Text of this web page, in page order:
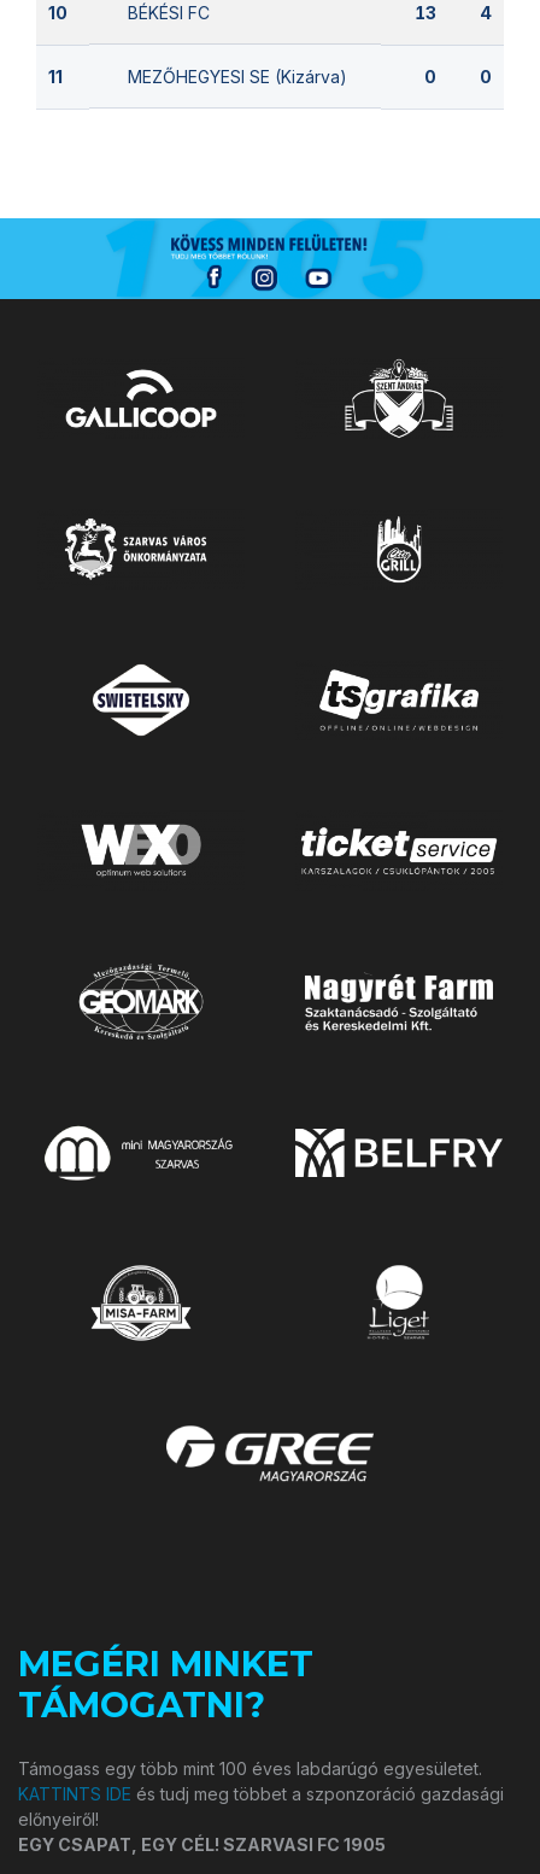
10 BÉKÉSI FC 13 4
11 MEZŐHEGYESI SE (Kizárva) 0 0
MEGÉRI MINKET
TÁMOGATNI?
Támogass egy több mint 100 éves labdarúgó egyesületet.
KATTINTS IDE és tudj meg többet a szponzoráció gazdasági
előnyeiről!
EGY CSAPAT, EGY CÉL! SZARVASI FC 1905